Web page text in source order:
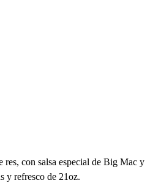
res, con salsa especial de Big Mac y
y refresco de 21oz.